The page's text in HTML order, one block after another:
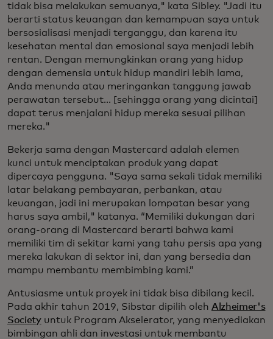
tidak bisa melakukan semuanya," kata Sibley. "Jadi itu
berarti status keuangan dan kemampuan saya untuk
bersosialisasi menjadi terganggu, dan karena itu
kesehatan mental dan emosional saya menjadi lebih
rentan. Dengan memungkinkan orang yang hidup
dengan demensia untuk hidup mandiri lebih lama,
Anda menunda atau meringankan tanggung jawab
perawatan tersebut... [sehingga orang yang dicintai]
dapat terus menjalani hidup mereka sesuai pilihan
mereka."
Bekerja sama dengan Mastercard adalah elemen
kunci untuk menciptakan produk yang dapat
dipercaya pengguna. "Saya sama sekali tidak memiliki
latar belakang pembayaran, perbankan, atau
keuangan, jadi ini merupakan lompatan besar yang
harus saya ambil," katanya. “Memiliki dukungan dari
orang-orang di Mastercard berarti bahwa kami
memiliki tim di sekitar kami yang tahu persis apa yang
mereka lakukan di sektor ini, dan yang bersedia dan
mampu membantu membimbing kami.”
Antusiasme untuk proyek ini tidak bisa dibilang kecil.
Pada akhir tahun 2019, Sibstar dipilih oleh Alzheimer's
Societyuntuk Program Akselerator, yang menyediakan
bimbingan ahli dan investasi untuk membantu